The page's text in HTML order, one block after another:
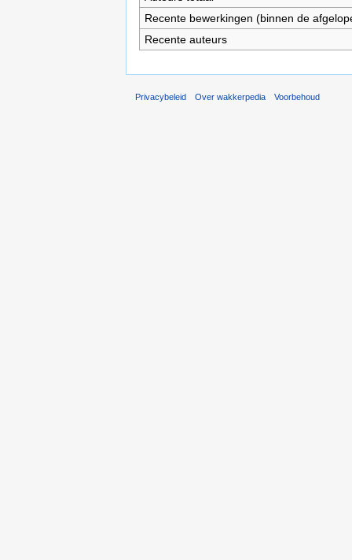
Recente bewerkingen (binnen de
Recente auteurs
Privacybeleid Over wakkerpedia Voorbehoud